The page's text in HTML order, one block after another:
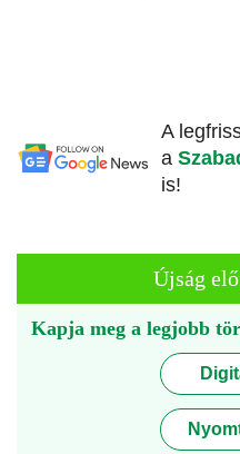
A
a
is!
Újság
Kapja meg a legjobb